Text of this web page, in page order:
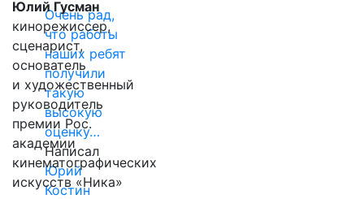
Очень рад,
что работы
наших ребят
получили
такую
высокую
оценку…
Написал
Юрий
Костин
Юлий Гусман
кинорежиссер,
сценарист,
основатель
и художественный
руководитель
премии Рос.
академии
кинематографических
искусств «Ника»